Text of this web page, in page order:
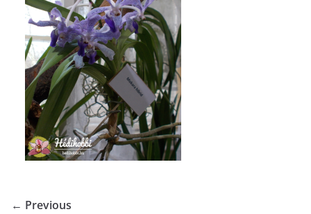
← Previous